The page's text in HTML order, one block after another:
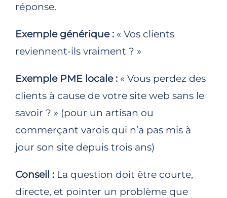
réponse.
Exemple générique :« Vos clients
reviennent-ils vraiment ? »
Exemple PME locale :« Vous perdez des
clients à cause de votre site web sans le
savoir ? » (pour un artisan ou
commerçant varois qui n’a pas mis à
jour son site depuis trois ans)
Conseil :La question doit être courte,
directe, et pointer un problème que